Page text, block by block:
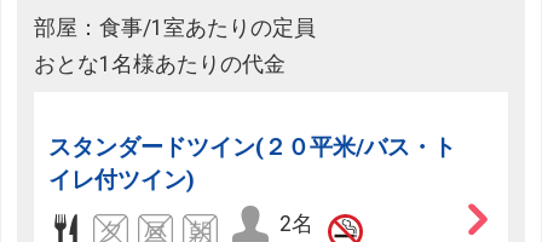
部屋：食事/1室あたりの定員
おとな1名様あたりの代金
スタンダードツイン(２０平米/バス・ト
イレ付ツイン)
2名